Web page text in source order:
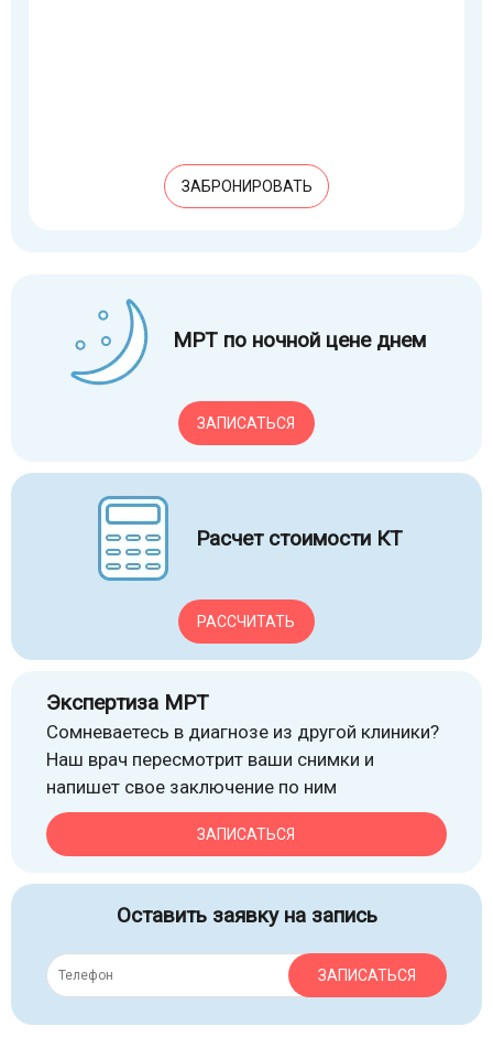
ЗАБРОНИРОВАТЬ
МРТ по ночной цене днем
ЗАПИСАТЬСЯ
Расчет стоимости КТ
РАССЧИТАТЬ
Экспертиза МРТ
Сомневаетесь в диагнозе из другой клиники?
Наш врач пересмотрит ваши снимки и
напишет свое заключение по ним
ЗАПИСАТЬСЯ
Оставить заявку на запись
ЗАПИСАТЬСЯ